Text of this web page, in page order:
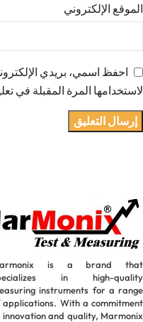
الموقع الإلكتروني
احفظ اسمي، بريدي
لاستخدامها المرة المقبلة في
is a brand that
in high-quality
instruments for a range
applications. With a commitment
innovation and quality, Marmonix